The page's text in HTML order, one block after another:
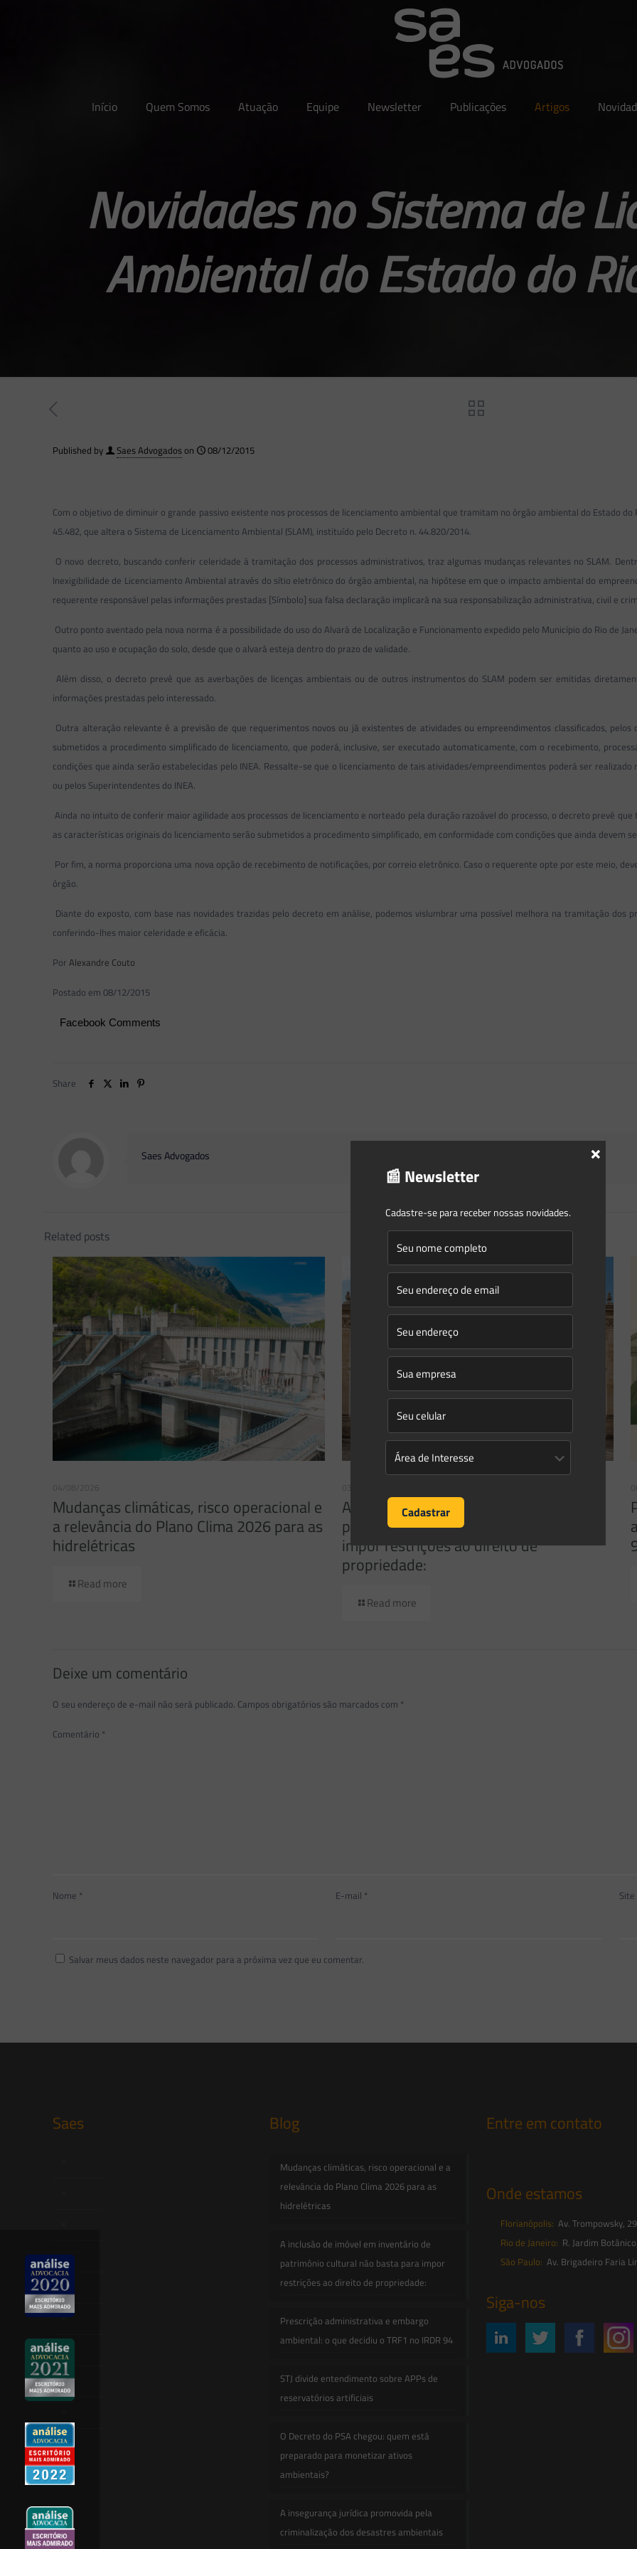
Início Quem Somos Atuação Equipe Newsletter Publicações Artigos
Novidades no Sistema de
Ambiental do Estado do
Published by Saes Advogadoson 08/12/2015
Com o objetivo de diminuir o grande passivo existente nos processos de licenciamento ambiental que tramitam no órgão ambiental do Estado do
45.482, que altera o Sistema de Licenciamento Ambiental (SLAM), instituído pelo Decreto n. 44.820/2014.
O novo decreto, buscando conferir celeridade à tramitação dos processos administrativos, traz algumas mudanças relevantes no SLAM.
Inexigibilidade de Licenciamento Ambiental através do sítio eletrônico do órgão ambiental, na hipótese em que o impacto ambiental do
requerente responsável pelas informações prestadas [Símbolo] sua falsa declaração implicará na sua responsabilização administrativa, civil e
Outro ponto aventado pela nova norma é a possibilidade do uso do Alvará de Localização e Funcionamento expedido pelo Município do Rio de
quanto ao uso e ocupação do solo, desde que o alvará esteja dentro do prazo de validade.
Além disso, o decreto prevê que as averbações de licenças ambientais ou de outros instrumentos do SLAM podem ser emitidas
informações prestadas pelo interessado.
Outra alteração relevante é a previsão de que requerimentos novos ou já existentes de atividades ou empreendimentos classificados,
submetidos a procedimento simplificado de licenciamento, que poderá, inclusive, ser executado automaticamente, com o recebimento,
condições que ainda serão estabelecidas pelo INEA. Ressalte-se que o licenciamento de tais atividades/empreendimentos poderá ser
ou pelos Superintendentes do INEA.
Ainda no intuito de conferir maior agilidade aos processos de licenciamento e norteado pela duração razoável do processo, o decreto prevê
as características originais do licenciamento serão submetidos a procedimento simplificado, em conformidade com condições que ainda devem
Por fim, a norma proporciona uma nova opção de recebimento de notificações, por correio eletrônico. Caso o requerente opte por este meio,
órgão.
Diante do exposto, com base nas novidades trazidas pelo decreto em análise, podemos vislumbrar uma possível melhora na tramitação dos
conferindo-lhes maior celeridade e eficácia.
PorAlexandre Couto
Postado em 08/12/2015
Facebook Comments
Share
Saes Advogados
Related posts
04/08/2026
Mudanças climáticas, risco operacional e
a relevância do Plano Clima 2026 para as
hidrelétricas
Read more
A inclusão de imóvel em inventário de
patrimônio cultural não basta para
impor restrições ao direito de
propriedade:
Read more
Deixe um comentário
O seu endereço de e-mail não será publicado. Campos obrigatórios são marcados com *
Comentário *
Nome * E-mail * Site
Salvar meus dados neste navegador para a próxima vez que eu comentar.
Saes Blog
Mudanças climáticas, risco operacional e a
relevância do Plano Clima 2026 para as
hidrelétricas
A inclusão de imóvel em inventário de
patrimônio cultural não basta para impor
restrições ao direito de propriedade:
Prescrição administrativa e embargo
ambiental: o que decidiu o TRF1 no IRDR 94
STJ divide entendimento sobre APPs de
reservatórios artificiais
O Decreto do PSA chegou: quem está
preparado para monetizar ativos
ambientais?
A insegurança jurídica promovida pela
criminalização dos desastres ambientais
Entre em contato
Onde estamos
Florianópolis: Av. Trompowsky,
Rio de Janeiro: R. Jardim
São Paulo: Av. Brigadeiro Faria
Siga-nos
📰 Newsletter
Cadastre-se para receber nossas novidades.
×